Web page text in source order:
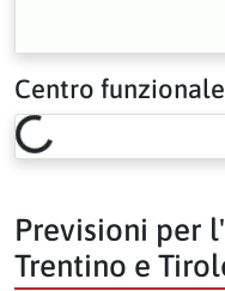
Centro
Previsioni per
Trentino e